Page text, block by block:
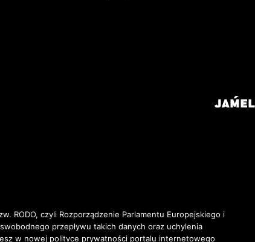
RODO, czyli Rozporządzenie Parlamentu Europejskiego i
przepływu takich danych oraz uchylenia
w nowej polityce prywatności portalu internetowego